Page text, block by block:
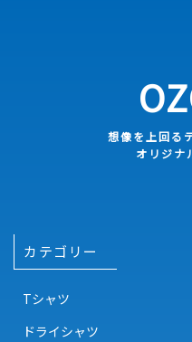
想像を上回る
オリジナ
カテゴリー
Tシャツ
ドライシャツ